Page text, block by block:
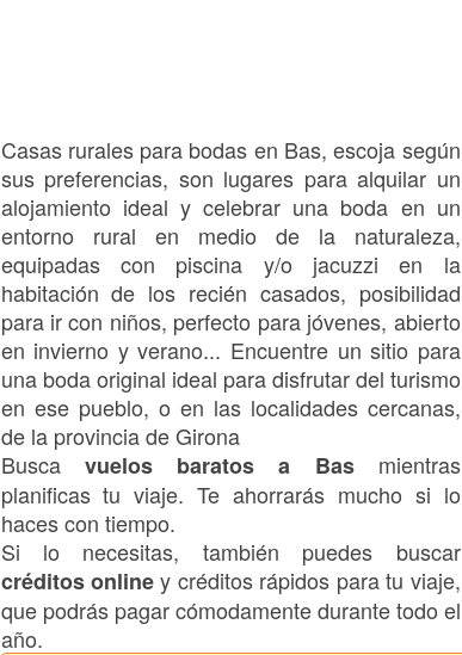
Casas rurales para bodas en Bas, escoja según
sus preferencias, son lugares para alquilar un
alojamiento ideal y celebrar una boda en un
entorno rural en medio de la naturaleza,
equipadas con piscina y/o jacuzzi en la
habitación de los recién casados, posibilidad
para ir con niños, perfecto para jóvenes, abierto
en invierno y verano... Encuentre un sitio para
una boda original ideal para disfrutar del turismo
en ese pueblo, o en las localidades cercanas,
de la provincia de Girona
Busca vuelos baratos a Basmientras
planificas tu viaje. Te ahorrarás mucho si lo
haces con tiempo.
Si lo necesitas, también puedes buscar
créditos onliney créditos rápidos para tu viaje,
que podrás pagar cómodamente durante todo el
año.